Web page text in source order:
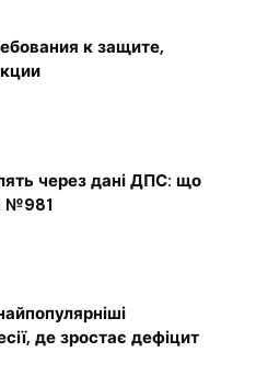
к защите,
через дані ДПС: що
№981
де зростає дефіцит